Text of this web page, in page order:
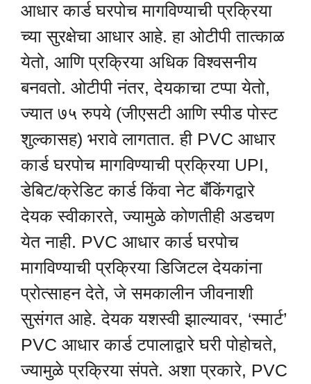
आधार कार्ड घरपोच मागविण्याची प्रक्रिया
च्या सुरक्षेचा आधार आहे. हा ओटीपी तात्काळ
येतो, आणि प्रक्रिया अधिक विश्वसनीय
बनवतो. ओटीपी नंतर, देयकाचा टप्पा येतो,
ज्यात ७५ रुपये (जीएसटी आणि स्पीड पोस्ट
शुल्कासह) भरावे लागतात. ही PVC आधार
कार्ड घरपोच मागविण्याची प्रक्रिया UPI,
डेबिट/क्रेडिट कार्ड किंवा नेट बँकिंगद्वारे
देयक स्वीकारते, ज्यामुळे कोणतीही अडचण
येत नाही. PVC आधार कार्ड घरपोच
मागविण्याची प्रक्रिया डिजिटल देयकांना
प्रोत्साहन देते, जे समकालीन जीवनाशी
सुसंगत आहे. देयक यशस्वी झाल्यावर, ‘स्मार्ट’
PVC आधार कार्ड टपालाद्वारे घरी पोहोचते,
ज्यामुळे प्रक्रिया संपते. अशा प्रकारे, PVC